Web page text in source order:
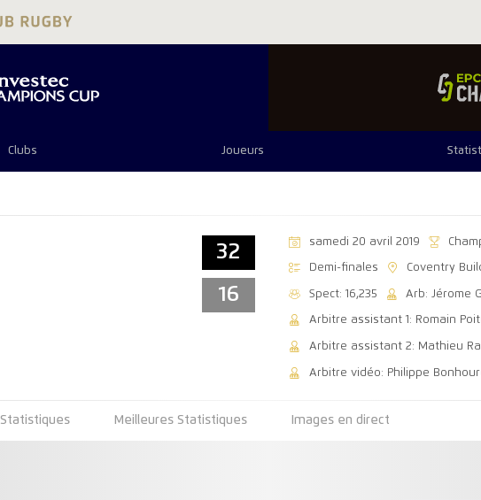
Clubs Joueurs
32
16
samedi 20 avril 2019
Demi-finales Coventry
Spect: 16,235 Arb: Jérome
Arbitre assistant 1: Romain
Arbitre assistant 2: Mathieu
Arbitre vidéo: Philippe
Statistiques Meilleures Statistiques Images en direct